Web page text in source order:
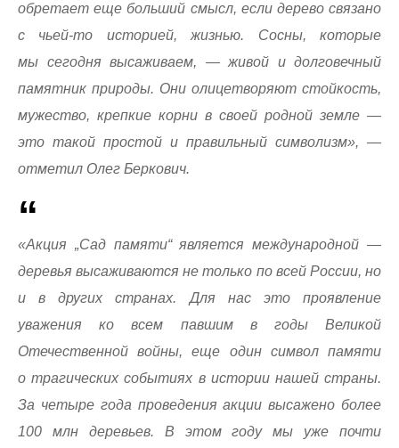
обретает еще больший смысл, если дерево связано
с чьей-то историей, жизнью. Сосны, которые
мы сегодня высаживаем, — живой и долговечный
памятник природы. Они олицетворяют стойкость,
мужество, крепкие корни в своей родной земле —
это такой простой и правильный символизм», —
отметил Олег Беркович.
«Акция „Сад памяти“ является международной —
деревья высаживаются не только по всей России, но
и в других странах. Для нас это проявление
уважения ко всем павшим в годы Великой
Отечественной войны, еще один символ памяти
о трагических событиях в истории нашей страны.
За четыре года проведения акции высажено более
100 млн деревьев. В этом году мы уже почти